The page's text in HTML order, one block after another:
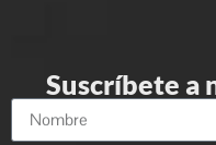
Suscríbete a